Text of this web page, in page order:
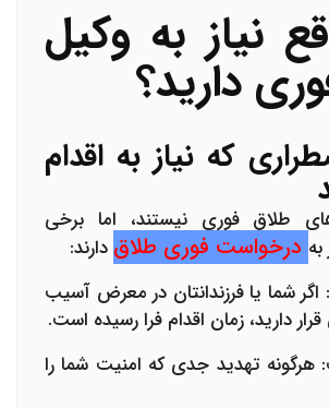
نیاز به وکیل
دارید؟
که نیاز به اقدام
طلاق فوری نیستند، اما برخی
درخواست فوری طلاق دارند:
اگر شما یا فرزندانتان در معرض آسیب
دارید، زمان اقدام فرا رسیده است.
هرگونه تهدید جدی که امنیت شما را